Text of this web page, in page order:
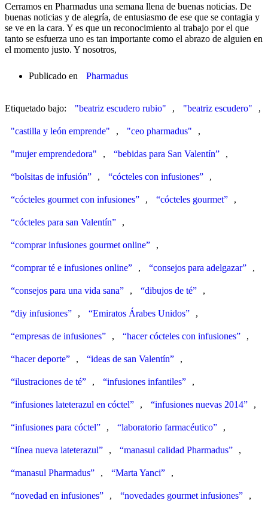
Cerramos en Pharmadus una semana llena de buenas noticias. De
buenas noticias y de alegría, de entusiasmo de ese que se contagia y
se ve en la cara. Y es que un reconocimiento al trabajo por el que
tanto se esfuerza uno es tan importante como el abrazo de alguien en
el momento justo. Y nosotros,
Publicado en Pharmadus
Etiquetado bajo: "beatriz escudero rubio" , "beatriz escudero" ,
"castilla y león emprende" , "ceo pharmadus" ,
"mujer emprendedora" , “bebidas para San Valentín” ,
“bolsitas de infusión” , “cócteles con infusiones” ,
“cócteles gourmet con infusiones” , “cócteles gourmet” ,
“cócteles para san Valentín” ,
“comprar infusiones gourmet online” ,
“comprar té e infusiones online” , “consejos para adelgazar” ,
“consejos para una vida sana” , “dibujos de té” ,
“diy infusiones” , “Emiratos Árabes Unidos” ,
“empresas de infusiones” , “hacer cócteles con infusiones” ,
“hacer deporte” , “ideas de san Valentín” ,
“ilustraciones de té” , “infusiones infantiles” ,
“infusiones lateterazul en cóctel” , “infusiones nuevas 2014” ,
“infusiones para cóctel” , “laboratorio farmacéutico” ,
“línea nueva lateterazul” , “manasul calidad Pharmadus” ,
“manasul Pharmadus” , “Marta Yanci” ,
“novedad en infusiones” , “novedades gourmet infusiones” ,